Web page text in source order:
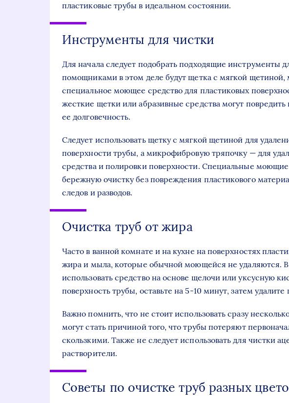
пластиковые трубы в идеальном состоянии.
Инструменты для чистки
Для начала следует подобрать подходящие инструменты
помощниками в этом деле будут щетка с мягкой
специальное моющее средство для пластиковых
жесткие щетки или абразивные средства могут повредить
ее долговечность.
Следует использовать щетку с мягкой щетиной для
поверхности трубы, а микрофибровую тряпочку — для
средства и полировки поверхности. Специальные
бережную очистку без повреждения пластикового
следов и разводов.
Очистка труб от жира
Часто в ванной комнате и на кухне на поверхностях
жира и мыла, которые обычной моющейся не удаляются.
использовать средство на основе щелочи или уксусную
поверхность трубы, оставьте на 5-10 минут, затем
Важно помнить, что не стоит использовать сразу
могут стать причиной того, что трубы потеряют
скользкими. Также не следует использовать для чистки
растворители.
Советы по очистке труб разных